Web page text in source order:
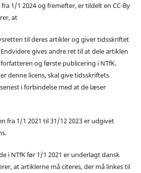
1/1 2024 og fremefter, er tildelt en CC-By
at
til deres artikler og giver tidsskriftet
gives andre ret til at dele artiklen
og første publicering i NTfK.
denne licens, skal give tidsskriftets
i forbindelse med at de læser
fra 1/1 2021 til 31/12 2023 er udgivet
i NTfK før 1/1 2021 er underlagt dansk
at artiklerne må citeres, der må linkes til